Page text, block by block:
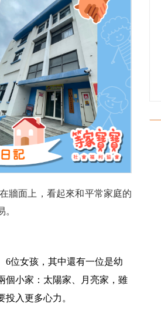
牆面上，看起來和平常家庭的
6位女孩，其中還有一位是幼
個小家：太陽家、月亮家，雖
入更多心力。